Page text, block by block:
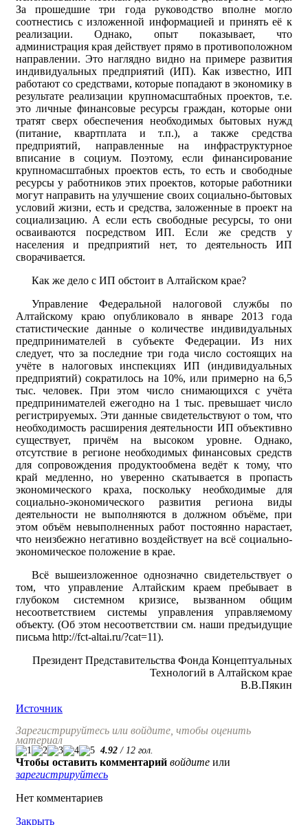
За прошедшие три года руководство вполне могло
соотнестись с изложенной информацией и принять её к
реализации. Однако, опыт показывает, что
администрация края действует прямо в противоположном
направлении. Это наглядно видно на примере развития
индивидуальных предприятий (ИП). Как известно, ИП
работают со средствами, которые попадают в экономику в
результате реализации крупномасштабных проектов, т.е.
это личные финансовые ресурсы граждан, которые они
тратят сверх обеспечения необходимых бытовых нужд
(питание, квартплата и т.п.), а также средства
предприятий, направленные на инфраструктурное
вписание в социум. Поэтому, если финансирование
крупномасштабных проектов есть, то есть и свободные
ресурсы у работников этих проектов, которые работники
могут направить на улучшение своих социально-бытовых
условий жизни, есть и средства, заложенные в проект на
социализацию. А если есть свободные ресурсы, то они
осваиваются посредством ИП. Если же средств у
населения и предприятий нет, то деятельность ИП
сворачивается.
Как же дело с ИП обстоит в Алтайском крае?
Управление Федеральной налоговой службы по
Алтайскому краю опубликовало в январе 2013 года
статистические данные о количестве индивидуальных
предпринимателей в субъекте Федерации. Из них
следует, что за последние три года число состоящих на
учёте в налоговых инспекциях ИП (индивидуальных
предприятий) сократилось на 10%, или примерно на 6,5
тыс. человек. При этом число снимающихся с учёта
предпринимателей ежегодно на 1 тыс. превышает число
регистрируемых. Эти данные свидетельствуют о том, что
необходимость расширения деятельности ИП объективно
существует, причём на высоком уровне. Однако,
отсутствие в регионе необходимых финансовых средств
для сопровождения продуктообмена ведёт к тому, что
край медленно, но уверенно скатывается в пропасть
экономического краха, поскольку необходимые для
социально-экономического развития региона виды
деятельности не выполняются в должном объёме, при
этом объём невыполненных работ постоянно нарастает,
что неизбежно негативно воздействует на всё социально-
экономическое положение в крае.
Всё вышеизложенное однозначно свидетельствует о
том, что управление Алтайским краем пребывает в
глубоком системном кризисе, вызванном общим
несоответствием системы управления управляемому
объекту. (Об этом несоответствии см. наши предъидущие
письма http://fct-altai.ru/?cat=11).
Президент Представительства Фонда Концептуальных
Технологий в Алтайском крае
В.В.Пякин
Источник
Зарегистрируйтесь или войдите, чтобы оценить
материал
4.92 / 12 гол.
Чтобы оставить комментарий войдите или
зарегистрируйтесь
Нет комментариев
Закрыть